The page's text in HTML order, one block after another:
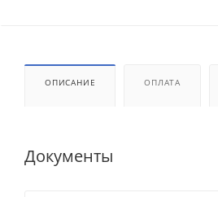
ОПИСАНИЕ ОПЛАТА
Документы